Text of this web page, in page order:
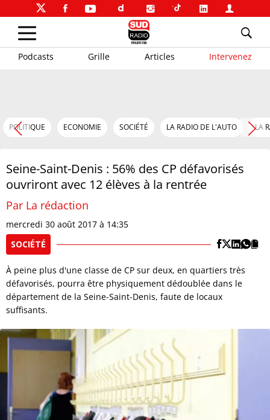
Podcasts Grille Articles Intervenez
POLITIQUE ECONOMIE SOCIÉTÉ LA RADIO DE L'AUTO LA
Seine-Saint-Denis : 56% des CP défavorisés
ouvriront avec 12 élèves à la rentrée
Par La rédaction
mercredi 30 août 2017 à 14:35
SOCIÉTÉ
À peine plus d'une classe de CP sur deux, en quartiers très
défavorisés, pourra être physiquement dédoublée dans le
département de la Seine-Saint-Denis, faute de locaux
suffisants.